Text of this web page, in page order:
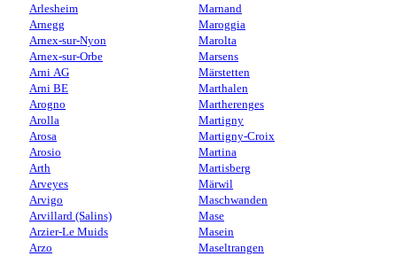
Arlesheim
Arnegg
Arnex-sur-Nyon
Arnex-sur-Orbe
Arni AG
Arni BE
Arogno
Arolla
Arosa
Arosio
Arth
Arveyes
Arvigo
Arvillard (Salins)
Arzier-Le Muids
Arzo
Marnand
Maroggia
Marolta
Marsens
Märstetten
Marthalen
Martherenges
Martigny
Martigny-Croix
Martina
Martisberg
Märwil
Maschwanden
Mase
Masein
Maseltrangen